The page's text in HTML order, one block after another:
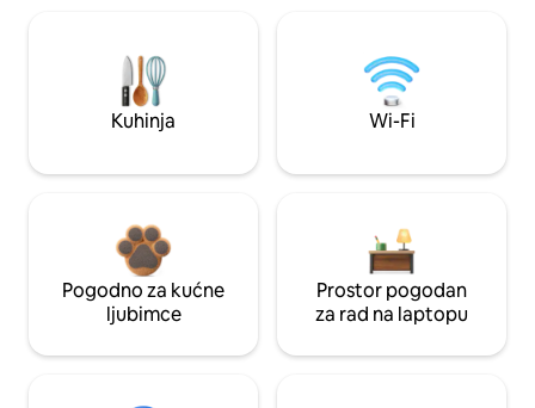
Kuhinja Wi-Fi
Pogodno za kućne
ljubimce
Prostor pogodan
za rad na laptopu